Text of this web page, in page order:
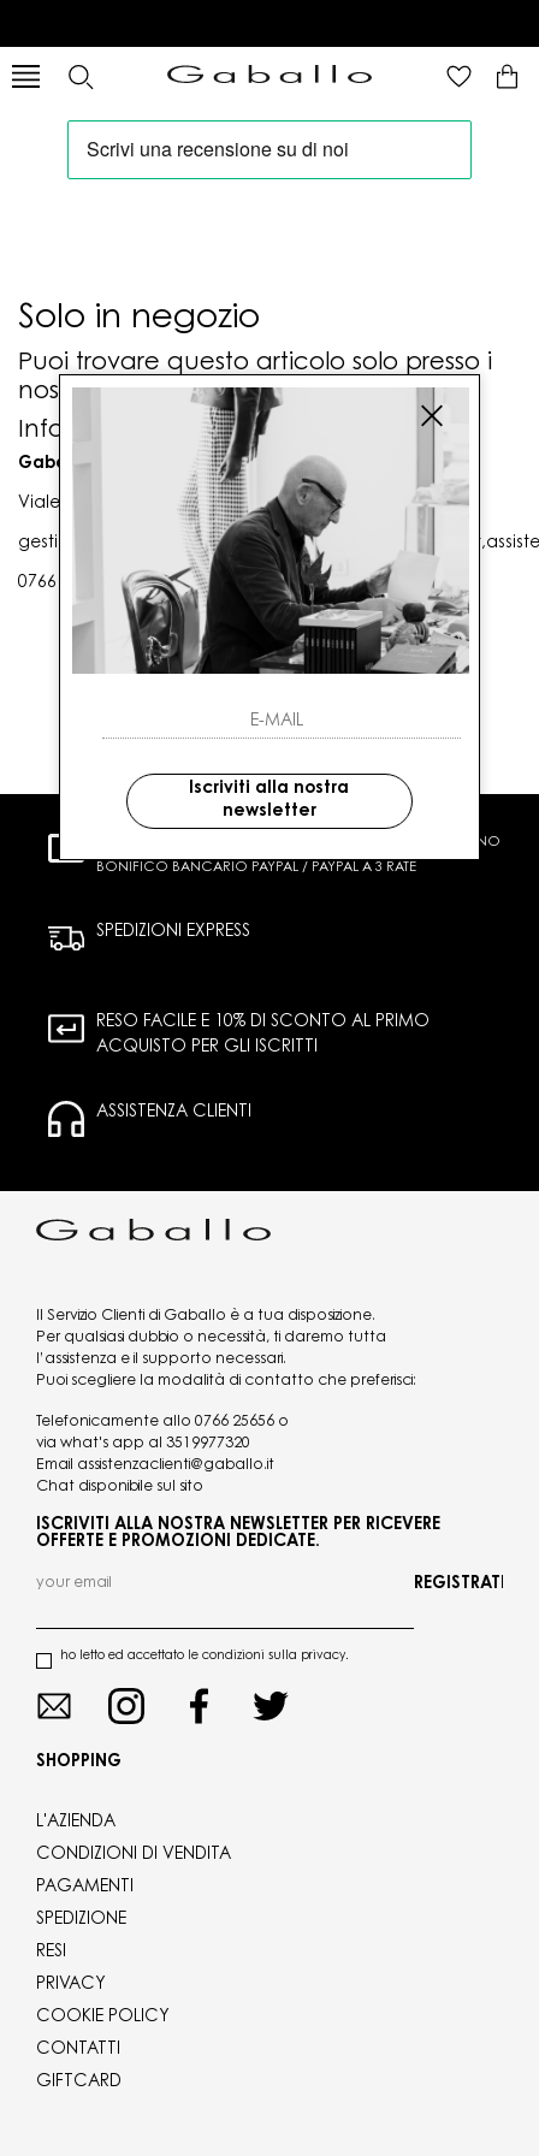
Solo in negozio
Puoi trovare questo articolo solo presso i
nostri punti vendita:
Info contatti
Gaballo Mario srl
Viale G. Matteotti n. 23 00053 Civitavecchia (RM)
0766 25656
CARTA DI CREDITO CONTRASSEGNO
BONIFICO BANCARIO PAYPAL / PAYPAL A 3 RATE
SPEDIZIONI EXPRESS
RESO FACILE E 10% DI SCONTO AL PRIMO
ACQUISTO PER GLI ISCRITTI
ASSISTENZA CLIENTI
Il Servizio Clienti di Gaballo è a tua disposizione.
Per qualsiasi dubbio o necessità, ti daremo tutta
l’assistenza e il supporto necessari.
Puoi scegliere la modalità di contatto che preferisci:
Telefonicamente allo 0766 25656 o
via what's app al 3519977320
Email assistenzaclienti@gaballo.it
Chat disponibile sul sito
ISCRIVITI ALLA NOSTRA NEWSLETTER PER RICEVERE
OFFERTE E PROMOZIONI DEDICATE.
ho letto ed accettato le condizioni sulla privacy.
REGISTRATI
SHOPPING
L'AZIENDA
CONDIZIONI DI VENDITA
PAGAMENTI
SPEDIZIONE
RESI
PRIVACY
COOKIE POLICY
CONTATTI
GIFTCARD
Iscriviti alla nostra
newsletter